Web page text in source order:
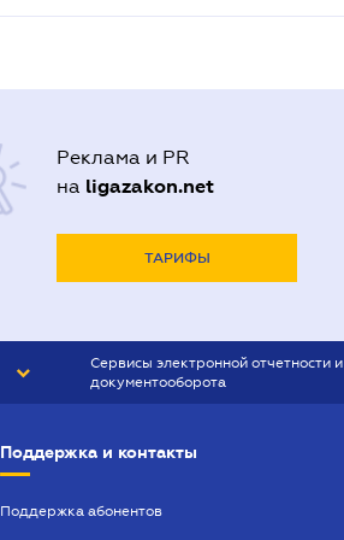
Реклама и PR
на ligazakon.net
ТАРИФЫ
Сервисы электронной отчетности и
документооборота
Поддержка и контакты
Поддержка абонентов